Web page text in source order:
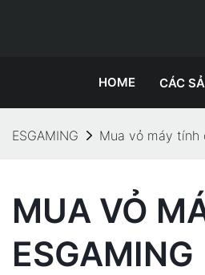
HOME CÁC
ESGAMING Mua vỏ máy tính
MUA VỎ
ESGAMING